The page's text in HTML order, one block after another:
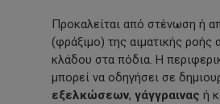
Προκαλείται από στένωση ή
(φράξιμο) της αιματικής ροής
κλάδου στα πόδια. Η
μπορεί να οδηγήσει σε
εξελκώσεων, γάγγραινας ή